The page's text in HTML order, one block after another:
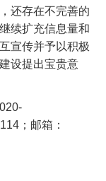
还存在不完善的
续扩充信息量和
宣传并予以积极
设提出宝贵意
；邮箱：